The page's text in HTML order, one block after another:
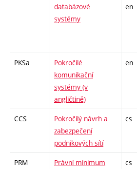
databázové
systémy
en
PKSa
Pokročilé
komunikační
systémy (v
angličtině)
en
CCS
Pokročilý návrh a
zabezpečení
podnikových sítí
cs
PRM Právní minimum cs